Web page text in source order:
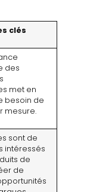
clés
des
met en
besoin de
mesure.
sont de
intéressés
de
de